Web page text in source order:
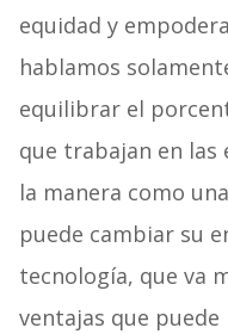
equidad y
hablamos
equilibrar el
que trabajan en las
la manera como
puede cambiar su
tecnología, que va
ventajas que